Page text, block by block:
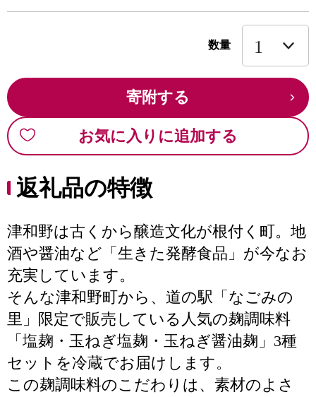
数量
寄附する
お気に入りに追加する
返礼品の特徴
津和野は古くから醸造文化が根付く町。地
酒や醤油など「生きた発酵食品」が今なお
充実しています。
そんな津和野町から、道の駅「なごみの
里」限定で販売している人気の麹調味料
「塩麹・玉ねぎ塩麹・玉ねぎ醤油麹」3種
セットを冷蔵でお届けします。
この麹調味料のこだわりは、素材のよさ